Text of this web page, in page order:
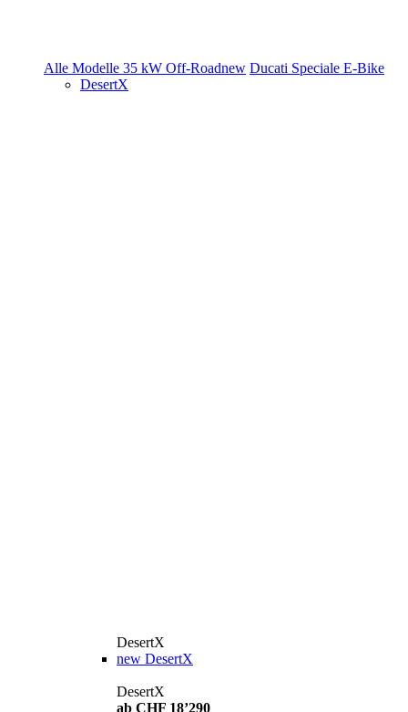
Alle Modelle 35 kW Off-Roadnew Ducati Speciale E-Bike
DesertX
DesertX
new DesertX
DesertX
ab CHF 18’290